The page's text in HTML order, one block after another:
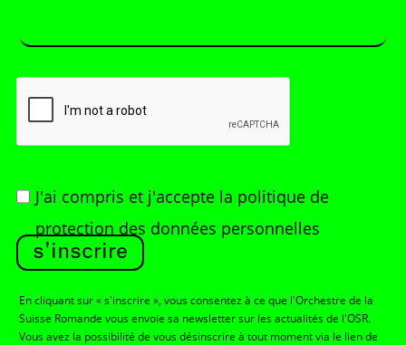
J'ai compris et j'accepte la politique de
protection des données personnelles
s'inscrire
En cliquant sur « s'inscrire », vous consentez à ce que l'Orchestre de la
Suisse Romande vous envoie sa newsletter sur les actualités de l'OSR.
Vous avez la possibilité de vous désinscrire à tout moment via le lien de